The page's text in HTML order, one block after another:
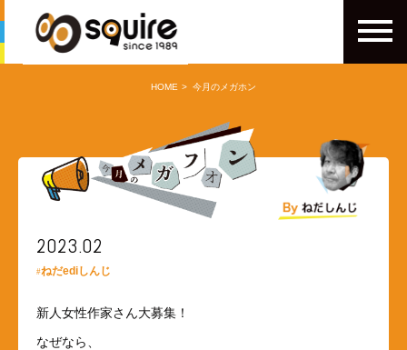
HOME 今月のメガホン
2023.02
ねだediしんじ
新人女性作家さん大募集！
なぜなら、